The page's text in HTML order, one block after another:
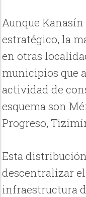
Aunque
estratégico, la
en otras
municipios que
actividad de
esquema son
Progreso,
Esta
descentralizar
infraestructura